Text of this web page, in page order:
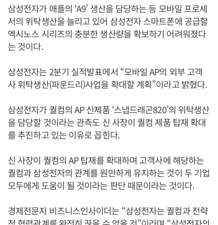
삼성전자가 애플의 ‘A9’ 생산을 담당하는 등 모바일 프로세
서의 위탁생산을 늘리고 있어 삼성전자 스마트폰에 공급할
엑시노스 시리즈의 충분한 생산량을 확보하기 어려워졌다
는 것이다.
삼성전자는 2분기 실적발표에서 “모바일 AP의 외부 고객
사 위탁생산(파운드리)사업을 확대할 계획”이라고 밝혔다.
삼성전자가 퀄컴의 AP 신제품 ‘스냅드래곤820’의 위탁생산
을 담당할 것이라는 관측도 신 사장이 퀄컴 제품 탑재 확대
를 추진하고 있는 이유로 꼽힌다.
신 사장이 퀄컴의 AP 탑재를 확대하며 고객사에 해당하는
퀄컴과 삼성전자의 관계를 원만하게 유지하는 것이 두 기업
모두에게 도움이 될 것이라는 판단 때문이라는 것이다.
경제전문지 비즈니스인사이더는 “삼성전자는 퀄컴과 전략